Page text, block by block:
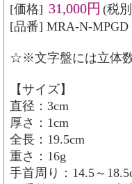
[価格] 31,000円 (税
[品番] MRA-N-MPGD
☆※文字盤には立体
【サイズ】
直径：3cm
厚さ：1cm
全長：19.5cm
重さ：16g
手首周り：14.5～